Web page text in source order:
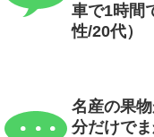
車で1時間
性/20代）
名産の果
分だけで